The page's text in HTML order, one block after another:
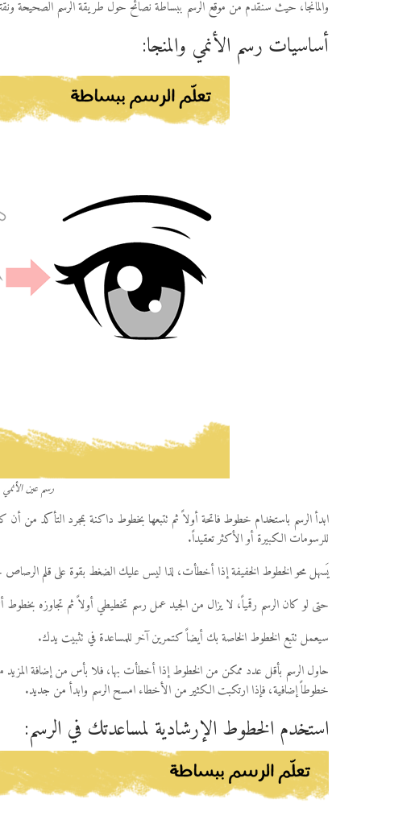
والمانجا، حيث سنقدم من موقع الرسم ببساطة نصائح حول طريقة الرسم الصحيحة
أساسيات رسم الأنمي والمنجا:
رسم عين الأنمي
ابدأ الرسم باستخدام خطوط فاتحة أولاً ثم تتبعها بخطوط داكنة بمجرد
للرسومات الكبيرة أو الأكثر تعقيداً.
يَسهل محو الخطوط الخفيفة إذا أخطأت، لذا ليس عليك الضغط بقوة على قلم
حتى لو كان الرسم رقمياً، لا يزال من الجيد عمل رسم تخطيطي أولاً ثم تجاوزه
سيعمل تتبع الخطوط الخاصة بك أيضاً كتمرين آخر للمساعدة في تثبيت يدك.
حاول الرسم بأقل عدد ممكن من الخطوط إذا أخطأت بها، فلا بأس من إضافة
خطوطاً إضافية، فإذا ارتكبت الكثير من الأخطاء امسح الرسم وابدأ من جديد.
استخدم الخطوط الإرشادية لمساعدتك في الرسم: